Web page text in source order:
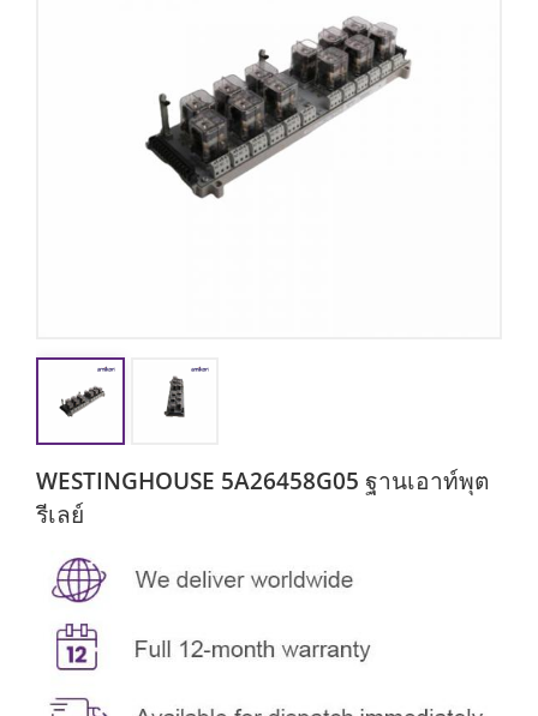
WESTINGHOUSE 5A26458G05 ฐานเอาท์พุต
รีเลย์